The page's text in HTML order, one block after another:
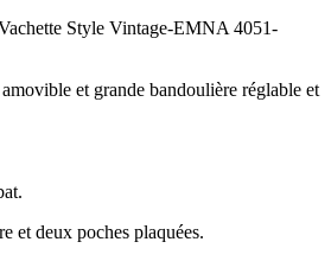
Style Vintage-EMNA 4051-
et grande bandoulière réglable et
et deux poches plaquées.